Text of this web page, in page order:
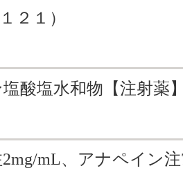
２１）
酸塩水和物【注射薬
mL、アナペイン注